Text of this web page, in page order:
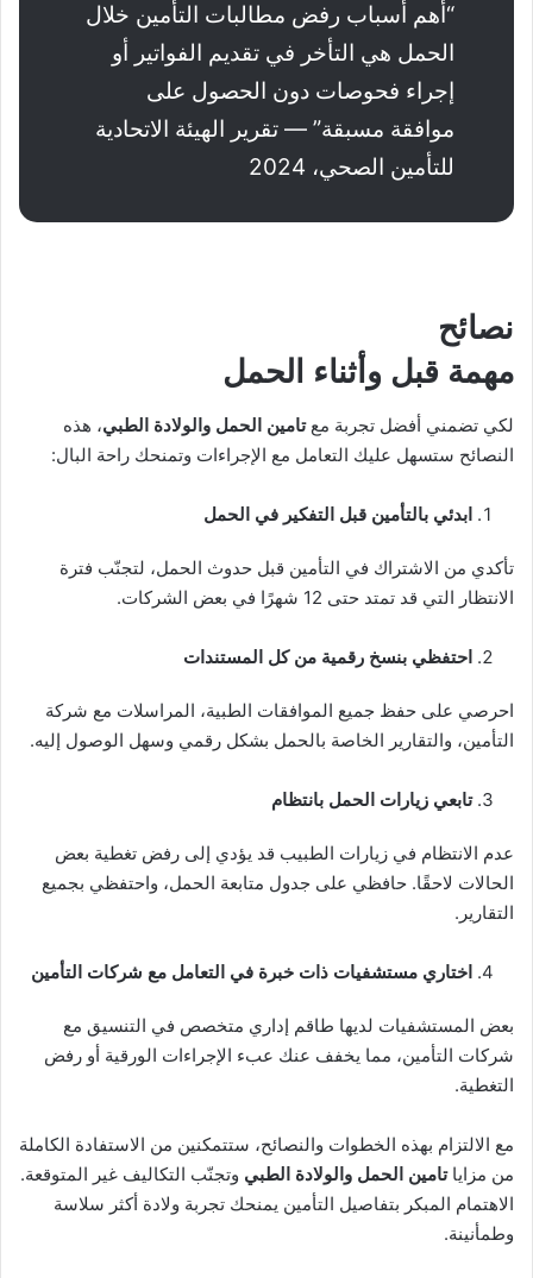
“أهم أسباب رفض مطالبات التأمين خلال
الحمل هي التأخر في تقديم الفواتير أو
إجراء فحوصات دون الحصول على
موافقة مسبقة” — تقرير الهيئة الاتحادية
للتأمين الصحي، 2024
نصائح
مهمة قبل وأثناء الحمل
لكي تضمني أفضل تجربة معتامين الحمل والولادة الطبي، هذه
النصائح ستسهل عليك التعامل مع الإجراءات وتمنحك راحة البال:
ابدئي بالتأمين قبل التفكير في الحمل
تأكدي من الاشتراك في التأمين قبل حدوث الحمل، لتجنّب فترة
الانتظار التي قد تمتد حتى 12 شهرًا في بعض الشركات.
احتفظي بنسخ رقمية من كل المستندات
احرصي على حفظ جميع الموافقات الطبية، المراسلات مع شركة
التأمين، والتقارير الخاصة بالحمل بشكل رقمي وسهل الوصول إليه.
تابعي زيارات الحمل بانتظام
عدم الانتظام في زيارات الطبيب قد يؤدي إلى رفض تغطية بعض
الحالات لاحقًا. حافظي على جدول متابعة الحمل، واحتفظي بجميع
التقارير.
اختاري مستشفيات ذات خبرة في التعامل مع شركات التأمين
بعض المستشفيات لديها طاقم إداري متخصص في التنسيق مع
شركات التأمين، مما يخفف عنك عبء الإجراءات الورقية أو رفض
التغطية.
مع الالتزام بهذه الخطوات والنصائح، ستتمكنين من الاستفادة الكاملة
من مزاياتامين الحمل والولادة الطبي وتجنّب التكاليف غير المتوقعة.
الاهتمام المبكر بتفاصيل التأمين يمنحك تجربة ولادة أكثر سلاسة
وطمأنينة.